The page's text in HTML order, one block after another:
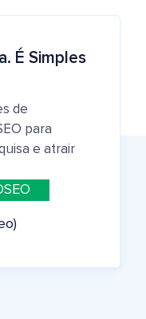
É Simples
de
para
e atrair